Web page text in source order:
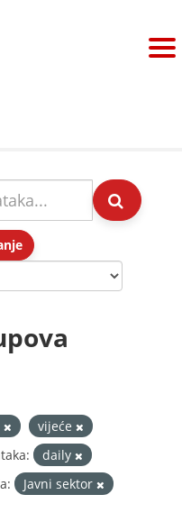
vijeće
daily
Javni sektor